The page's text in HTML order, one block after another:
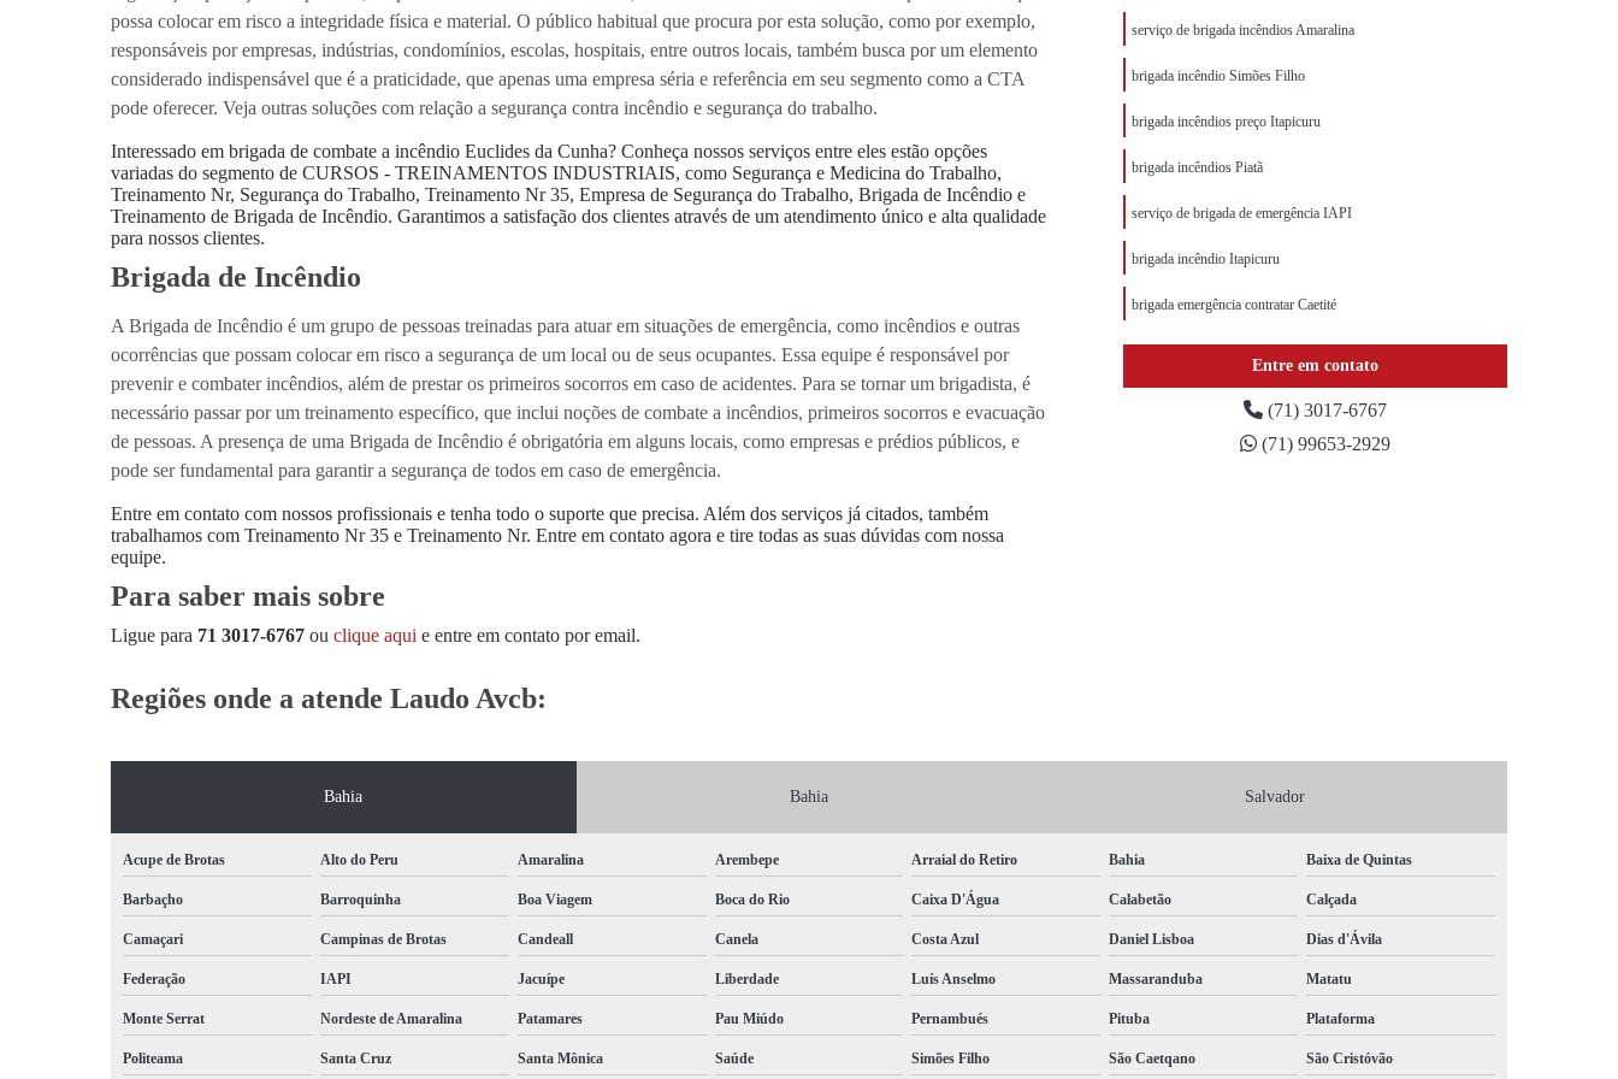
possa colocar em risco a integridade física e material. O público habitual que procura por esta solução, como por exemplo,
responsáveis por empresas, indústrias, condomínios, escolas, hospitais, entre outros locais, também busca por um elemento
considerado indispensável que é a praticidade, que apenas uma empresa séria e referência em seu segmento como a CTA
pode oferecer. Veja outras soluções com relação a segurança contra incêndio e segurança do trabalho.
Interessado em brigada de combate a incêndio Euclides da Cunha? Conheça nossos serviços entre eles estão opções
variadas do segmento de CURSOS - TREINAMENTOS INDUSTRIAIS, como Segurança e Medicina do Trabalho,
Treinamento Nr, Segurança do Trabalho, Treinamento Nr 35, Empresa de Segurança do Trabalho, Brigada de Incêndio e
Treinamento de Brigada de Incêndio. Garantimos a satisfação dos clientes através de um atendimento único e alta qualidade
para nossos clientes.
Brigada de Incêndio
A Brigada de Incêndio é um grupo de pessoas treinadas para atuar em situações de emergência, como incêndios e outras
ocorrências que possam colocar em risco a segurança de um local ou de seus ocupantes. Essa equipe é responsável por
prevenir e combater incêndios, além de prestar os primeiros socorros em caso de acidentes. Para se tornar um brigadista, é
necessário passar por um treinamento específico, que inclui noções de combate a incêndios, primeiros socorros e evacuação
de pessoas. A presença de uma Brigada de Incêndio é obrigatória em alguns locais, como empresas e prédios públicos, e
pode ser fundamental para garantir a segurança de todos em caso de emergência.
Entre em contato com nossos profissionais e tenha todo o suporte que precisa. Além dos serviços já citados, também
trabalhamos com Treinamento Nr 35 e Treinamento Nr. Entre em contato agora e tire todas as suas dúvidas com nossa
equipe.
Para saber mais sobre
Ligue para 71 3017-6767 ou clique aqui e entre em contato por email.
serviço de brigada incêndios Amaralina
brigada incêndio Simões Filho
brigada incêndios preço Itapicuru
brigada incêndios Piatã
serviço de brigada de emergência IAPI
brigada incêndio Itapicuru
brigada emergência contratar Caetité
Entre em contato
(71) 3017-6767
(71) 99653-2929
Regiões onde a atende Laudo Avcb:
Bahia Bahia Salvador
Acupe de Brotas Alto do Peru Amaralina Arembepe Arraial do Retiro Bahia Baixa de Quintas
Barbaçho Barroquinha Boa Viagem Boca do Rio Caixa D'Água Calabetão Calçada
Camaçari Campinas de Brotas Candeall Canela Costa Azul Daniel Lisboa Dias d'Ávila
Federação IAPI Jacuípe Liberdade Luís Anselmo Massaranduba Matatu
Monte Serrat Nordeste de Amaralina Patamares Pau Miúdo Pernambués Pituba Plataforma
Politeama Santa Cruz Santa Mônica Saúde Simões Filho São Caetqano São Cristóvão